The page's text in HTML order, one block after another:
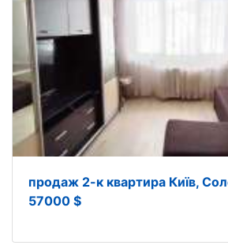
продаж 2-к квартира Київ,
57000 $